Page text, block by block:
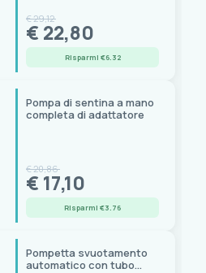
€ 29,12
€ 22,80
Risparmi €6.32
Pompa di sentina a mano
completa di adattatore
€ 20,86
€ 17,10
Risparmi €3.76
Pompetta svuotamento
automatico con tubo